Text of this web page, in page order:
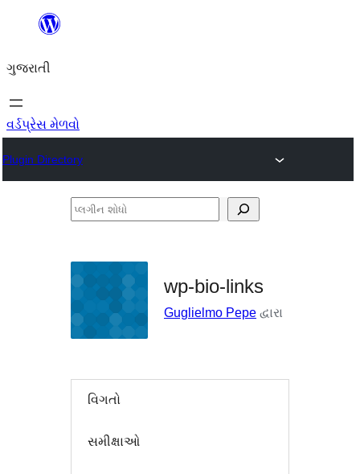
કંટેન્ટ(લખાણ)
જાઓ
ગુજરાતી
વર્ડપ્રેસ મેળવો
Plugin Directory
પ્લગીન
wp-bio-links
Guglielmo Pepe દ્વારા
વિગતો
સમીક્ષાઓ